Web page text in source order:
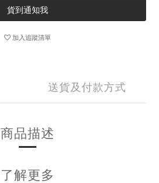
貨到通知我
加入追蹤清單
送貨及付款方式
商品描述
了解更多